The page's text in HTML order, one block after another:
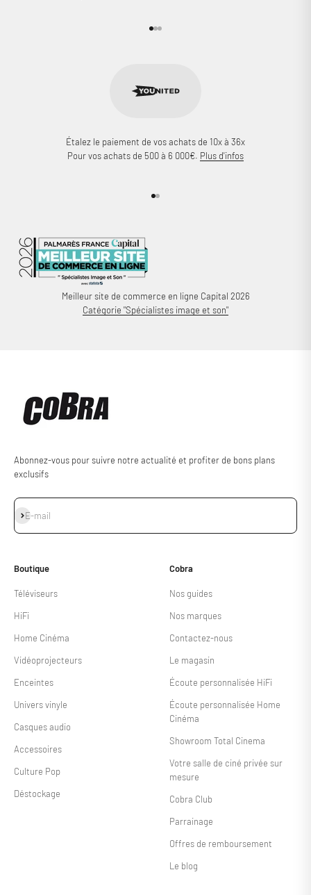
Aller à l'élément 1
Aller à l'élément 2
Aller à l'élément 3
Étalez le paiement de vos achats de 10x à 36x
Pour vos achats de 500 à 6 000€. Plus d'infos
Aller à l'élément 1
Aller à l'élément 2
Meilleur site de commerce en ligne Capital 2026
Catégorie "Spécialistes image et son"
Abonnez-vous pour suivre notre actualité et profiter de bons plans
exclusifs
E-mail
S'inscrire
Boutique
Téléviseurs
HiFi
Home Cinéma
Vidéoprojecteurs
Enceintes
Univers vinyle
Casques audio
Accessoires
Culture Pop
Déstockage
Cobra
Nos guides
Nos marques
Contactez-nous
Le magasin
Écoute personnalisée HiFi
Écoute personnalisée Home
Cinéma
Showroom Total Cinema
Votre salle de ciné privée sur
mesure
Cobra Club
Parrainage
Offres de remboursement
Le blog